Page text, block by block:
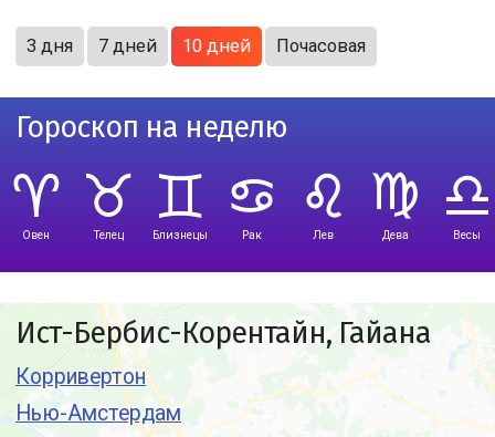
3 дня 7 дней 10 дней Почасовая
Гороскоп на неделю
Овен Телец Близнецы Рак Лев Дева Весы
Ист-Бербис-Корентайн, Гайана
Корривертон
Нью-Амстердам